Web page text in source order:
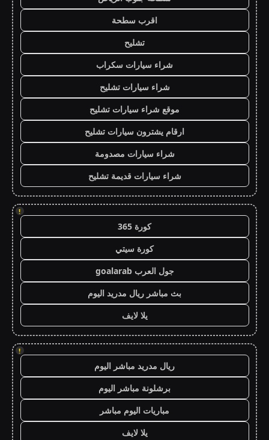
اقرب سطحة
تشليح
شراء سيارات سكراب
شراء سيارات تشليح
موقع شراء سيارات تشليح
ارقام يشترون سيارات تشليح
شراء سيارات مصدومة
شراء سيارات قديمة تشليح
!
كورة 365
كورة سيتي
جول العرب goalarab
بث مباشر ريال مدريد اليوم
يلا لايف
!
ريال مدريد مباشر اليوم
برشلونة مباشر اليوم
مباريات اليوم مباشر
يلا لايف